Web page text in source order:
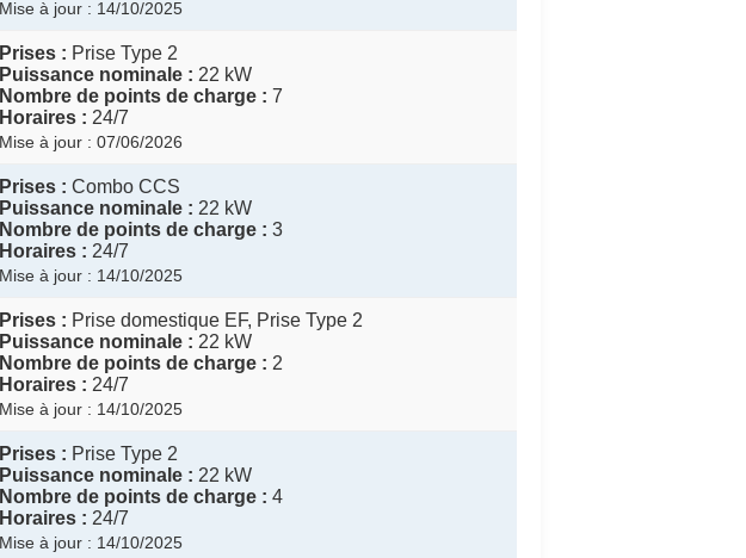
Mise à jour : 14/10/2025
Prises : Prise Type 2
Puissance nominale : 22 kW
Nombre de points de charge : 7
Horaires : 24/7
Mise à jour : 07/06/2026
Prises : Combo CCS
Puissance nominale : 22 kW
Nombre de points de charge : 3
Horaires : 24/7
Mise à jour : 14/10/2025
Prises : Prise domestique EF, Prise Type 2
Puissance nominale : 22 kW
Nombre de points de charge : 2
Horaires : 24/7
Mise à jour : 14/10/2025
Prises : Prise Type 2
Puissance nominale : 22 kW
Nombre de points de charge : 4
Horaires : 24/7
Mise à jour : 14/10/2025